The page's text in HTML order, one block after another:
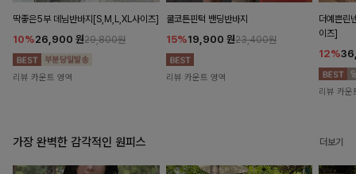
딱좋은5부 데님반바지[S,M,L,XL사이즈]
10%26,900 원29,800원
리뷰 카운트 영역
쿨코튼핀턱 밴딩반바지
15%19,900 원23,400원
리뷰 카운트 영역
더예쁜린
이즈]
12%
리뷰 카운
가장 완벽한 감각적인 원피스 더보기